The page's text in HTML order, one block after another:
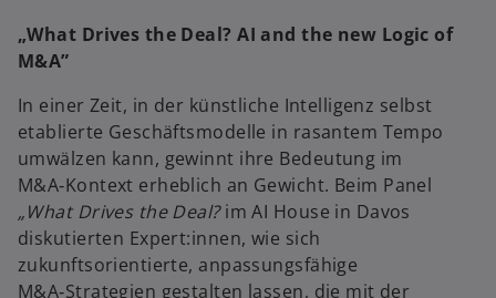
„What Drives the Deal? AI and the new Logic of
M&A”
In einer Zeit, in der künstliche Intelligenz selbst
etablierte Geschäftsmodelle in rasantem Tempo
umwälzen kann, gewinnt ihre Bedeutung im
M&A‑Kontext erheblich an Gewicht. Beim Panel
„What Drives the Deal?im AI House in Davos
diskutierten Expert:innen, wie sich
zukunftsorientierte, anpassungsfähige
M&A‑Strategien gestalten lassen, die mit der